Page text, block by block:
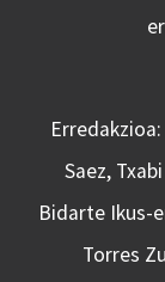
Saez,
Bidarte Ikus-
Torres